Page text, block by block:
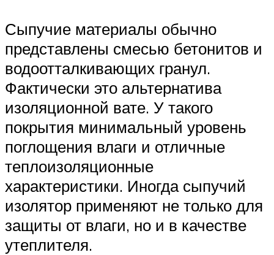
Сыпучие материалы обычно
представлены смесью бетонитов и
водоотталкивающих гранул.
Фактически это альтернатива
изоляционной вате. У такого
покрытия минимальный уровень
поглощения влаги и отличные
теплоизоляционные
характеристики. Иногда сыпучий
изолятор применяют не только для
защиты от влаги, но и в качестве
утеплителя.